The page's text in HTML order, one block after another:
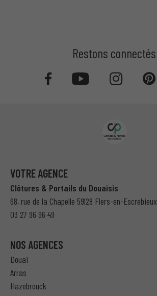
Restons connectés
VOTRE AGENCE
Clôtures & Portails du Douaisis
68, rue de la Chapelle 59128 Flers-en-Escrebieux
03 27 96 96 49
NOS AGENCES
Douai
Arras
Hazebrouck